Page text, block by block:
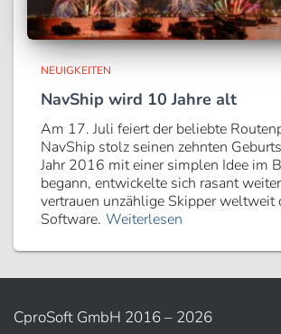
NEUIGKEITEN
NavShip wird 10 Jahre alt
Am 17. Juli feiert der beliebte
NavShip stolz seinen zehnten
Jahr 2016 mit einer simplen Idee im
begann, entwickelte sich rasant
vertrauen unzählige Skipper weltweit
Software. Weiterlesen
CproSoft GmbH 2016 – 2026